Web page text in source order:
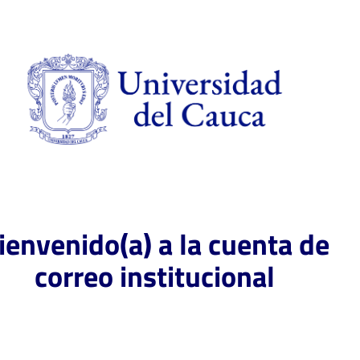
a la cuenta de
correo institucional